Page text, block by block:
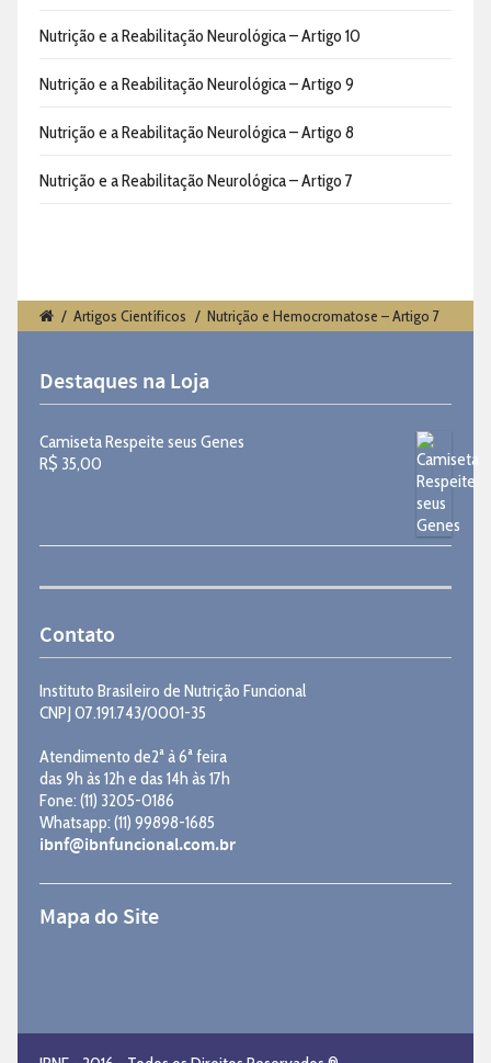
Nutrição e a Reabilitação Neurológica – Artigo 10
Nutrição e a Reabilitação Neurológica – Artigo 9
Nutrição e a Reabilitação Neurológica – Artigo 8
Nutrição e a Reabilitação Neurológica – Artigo 7
/ Artigos Científicos / Nutrição e Hemocromatose – Artigo 7
Destaques na Loja
Camiseta Respeite seus Genes
R$ 35,00
Contato
Instituto Brasileiro de Nutrição Funcional
CNPJ 07.191.743/0001-35
Atendimento de2ª à 6ª feira
das 9h às 12h e das 14h às 17h
Fone: (11) 3205-0186
Whatsapp: (11) 99898-1685
ibnf@ibnfuncional.com.br
Mapa do Site